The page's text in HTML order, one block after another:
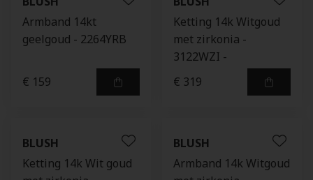
Armband 14kt
geelgoud - 2264YRB
€ 159
Ketting 14k Witgoud
met zirkonia -
3122WZI -
€ 319
BLUSH
Ketting 14k Wit goud
BLUSH
Armband 14k Witgoud